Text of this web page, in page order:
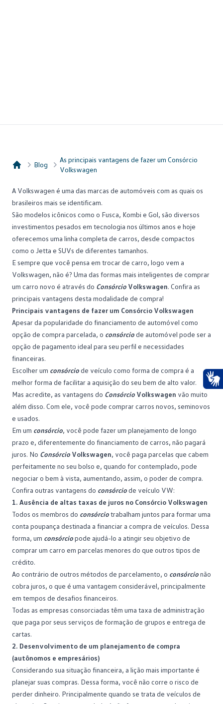
Consórcio Embracon
Blog
As principais vantagens de fazer um Consórcio
Volkswagen
A Volkswagen é uma das marcas de automóveis com as quais os
brasileiros mais se identificam.
São modelos icônicos como o Fusca, Kombi e Gol, são diversos
investimentos pesados em tecnologia nos últimos anos e hoje
oferecemos uma linha completa de carros, desde compactos
como o Jetta e SUVs de diferentes tamanhos.
E sempre que você pensa em trocar de carro, logo vem a
Volkswagen, não é? Uma das formas mais inteligentes de comprar
um carro novo é através do Consórcio Volkswagen. Confira as
principais vantagens desta modalidade de compra!
Principais vantagens de fazer um Consórcio Volkswagen
Apesar da popularidade do financiamento de automóvel como
opção de compra parcelada, o consórciode automóvel pode ser a
opção de pagamento ideal para seu perfil e necessidades
financeiras.
Escolher um consórciode veículo como forma de compra é a
melhor forma de facilitar a aquisição do seu bem de alto valor.
Mas acredite, as vantagens do Consórcio Volkswagen vão muito
além disso. Com ele, você pode comprar carros novos, seminovos
e usados.
Em um consórcio, você pode fazer um planejamento de longo
prazo e, diferentemente do financiamento de carros, não pagará
juros. No Consórcio Volkswagen, você paga parcelas que cabem
perfeitamente no seu bolso e, quando for contemplado, pode
negociar o bem à vista, aumentando, assim, o poder de compra.
Confira outras vantagens do consórciode veículo VW:
1. Ausência de altas taxas de juros no Consórcio Volkswagen
Todos os membros do consórciotrabalham juntos para formar uma
conta poupança destinada a financiar a compra de veículos. Dessa
forma, um consórciopode ajudá-lo a atingir seu objetivo de
comprar um carro em parcelas menores do que outros tipos de
crédito.
Ao contrário de outros métodos de parcelamento, o consórcionão
cobra juros, o que é uma vantagem considerável, principalmente
em tempos de desafios financeiros.
Todas as empresas consorciadas têm uma taxa de administração
que paga por seus serviços de formação de grupos e entrega de
cartas.
2. Desenvolvimento de um planejamento de compra
(autônomos e empresários)
Considerando sua situação financeira, a lição mais importante é
planejar suas compras. Dessa forma, você não corre o risco de
perder dinheiro. Principalmente quando se trata de veículos de